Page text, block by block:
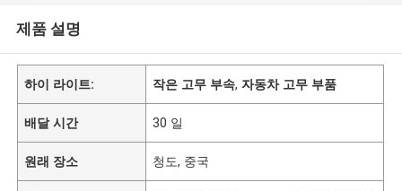
제품 설명
하이 라이트: 작은 고무 부속,자동차 고무 부품
배달 시간 30 일
원래 장소 청도, 중국